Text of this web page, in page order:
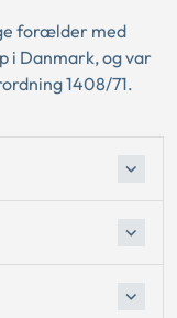
forælder med
i Danmark, og var
1408/71.